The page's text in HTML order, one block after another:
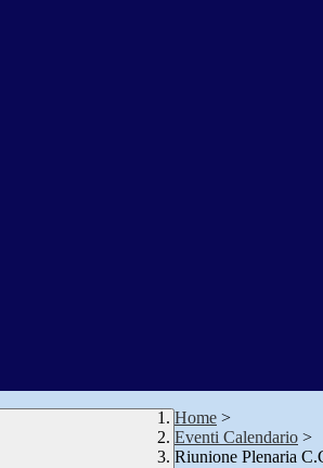
Home >
Eventi Calendario >
Riunione Plenaria